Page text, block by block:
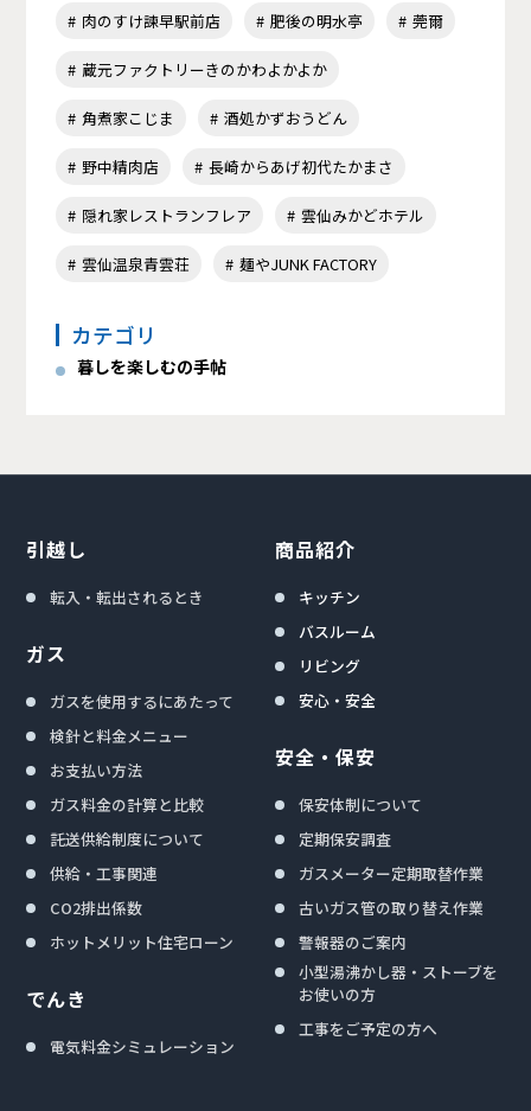
肉のすけ諫早駅前店 肥後の明水亭 莞爾
蔵元ファクトリーきのかわよかよか
角煮家こじま 酒処かずおうどん
野中精肉店 長崎からあげ初代たかまさ
隠れ家レストランフレア 雲仙みかどホテル
雲仙温泉青雲荘 麺やJUNK FACTORY
カテゴリ
暮しを楽しむの手帖
引越し
転入・転出されるとき
ガス
ガスを使用するにあたって
検針と料金メニュー
お支払い方法
ガス料金の計算と比較
託送供給制度について
供給・工事関連
CO2排出係数
ホットメリット住宅ローン
でんき
電気料金シミュレーション
商品紹介
キッチン
バスルーム
リビング
安心・安全
安全・保安
保安体制について
定期保安調査
ガスメーター定期取替作業
古いガス管の取り替え作業
警報器のご案内
小型湯沸かし器・ストーブを
お使いの方
工事をご予定の方へ